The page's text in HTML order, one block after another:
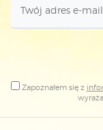
Zapoznałem się z